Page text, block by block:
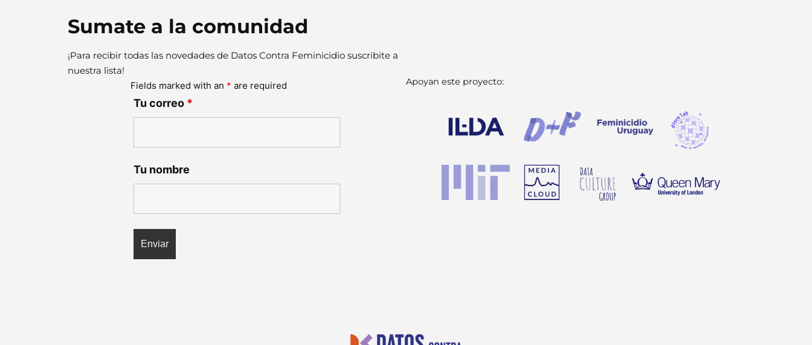
Sumate a la comunidad
¡Para recibir todas las novedades de Datos Contra Feminicidio suscribite a
nuestra lista!
Fields marked with an * are required
Tu correo *
Tu nombre
Apoyan este proyecto: